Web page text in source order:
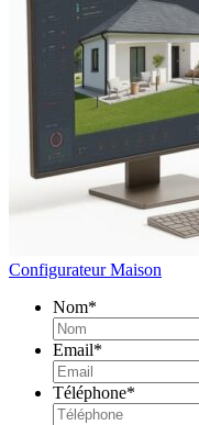
Configurateur Maison
Nom*
Email*
Téléphone*